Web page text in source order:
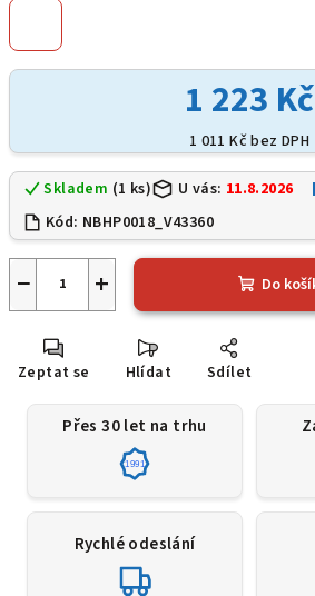
1 223 Kč
1 011 Kč bez DPH
Skladem (1 ks) U vás: 11.8.2026
Kód: NBHP0018_V43360
+
− Do
Zeptat se Hlídat Sdílet
Přes 30 let na trhu
1991
Rychlé odeslání